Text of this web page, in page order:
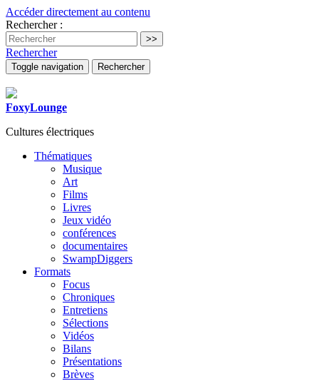
Accéder directement au contenu
Rechercher :
Rechercher
Toggle navigation Rechercher
FoxyLounge
Cultures électriques
Thématiques
Musique
Art
Films
Livres
Jeux vidéo
conférences
documentaires
SwampDiggers
Formats
Focus
Chroniques
Entretiens
Sélections
Vidéos
Bilans
Présentations
Brèves